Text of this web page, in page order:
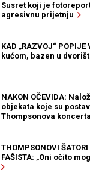
Susret koji je
agresivnu prijetnju
KAD „RAZVOJ“
kućom, bazen u
NAKON OČEVIDA:
objekata koje su
Thompsonova
THOMPSONOVI
FAŠISTA: „Oni očito